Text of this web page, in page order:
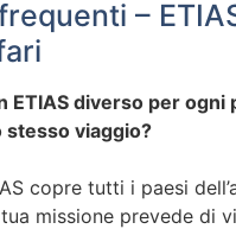
–
ETIAS diverso per ogni
viaggio?
copre tutti i paesi
missione prevede di